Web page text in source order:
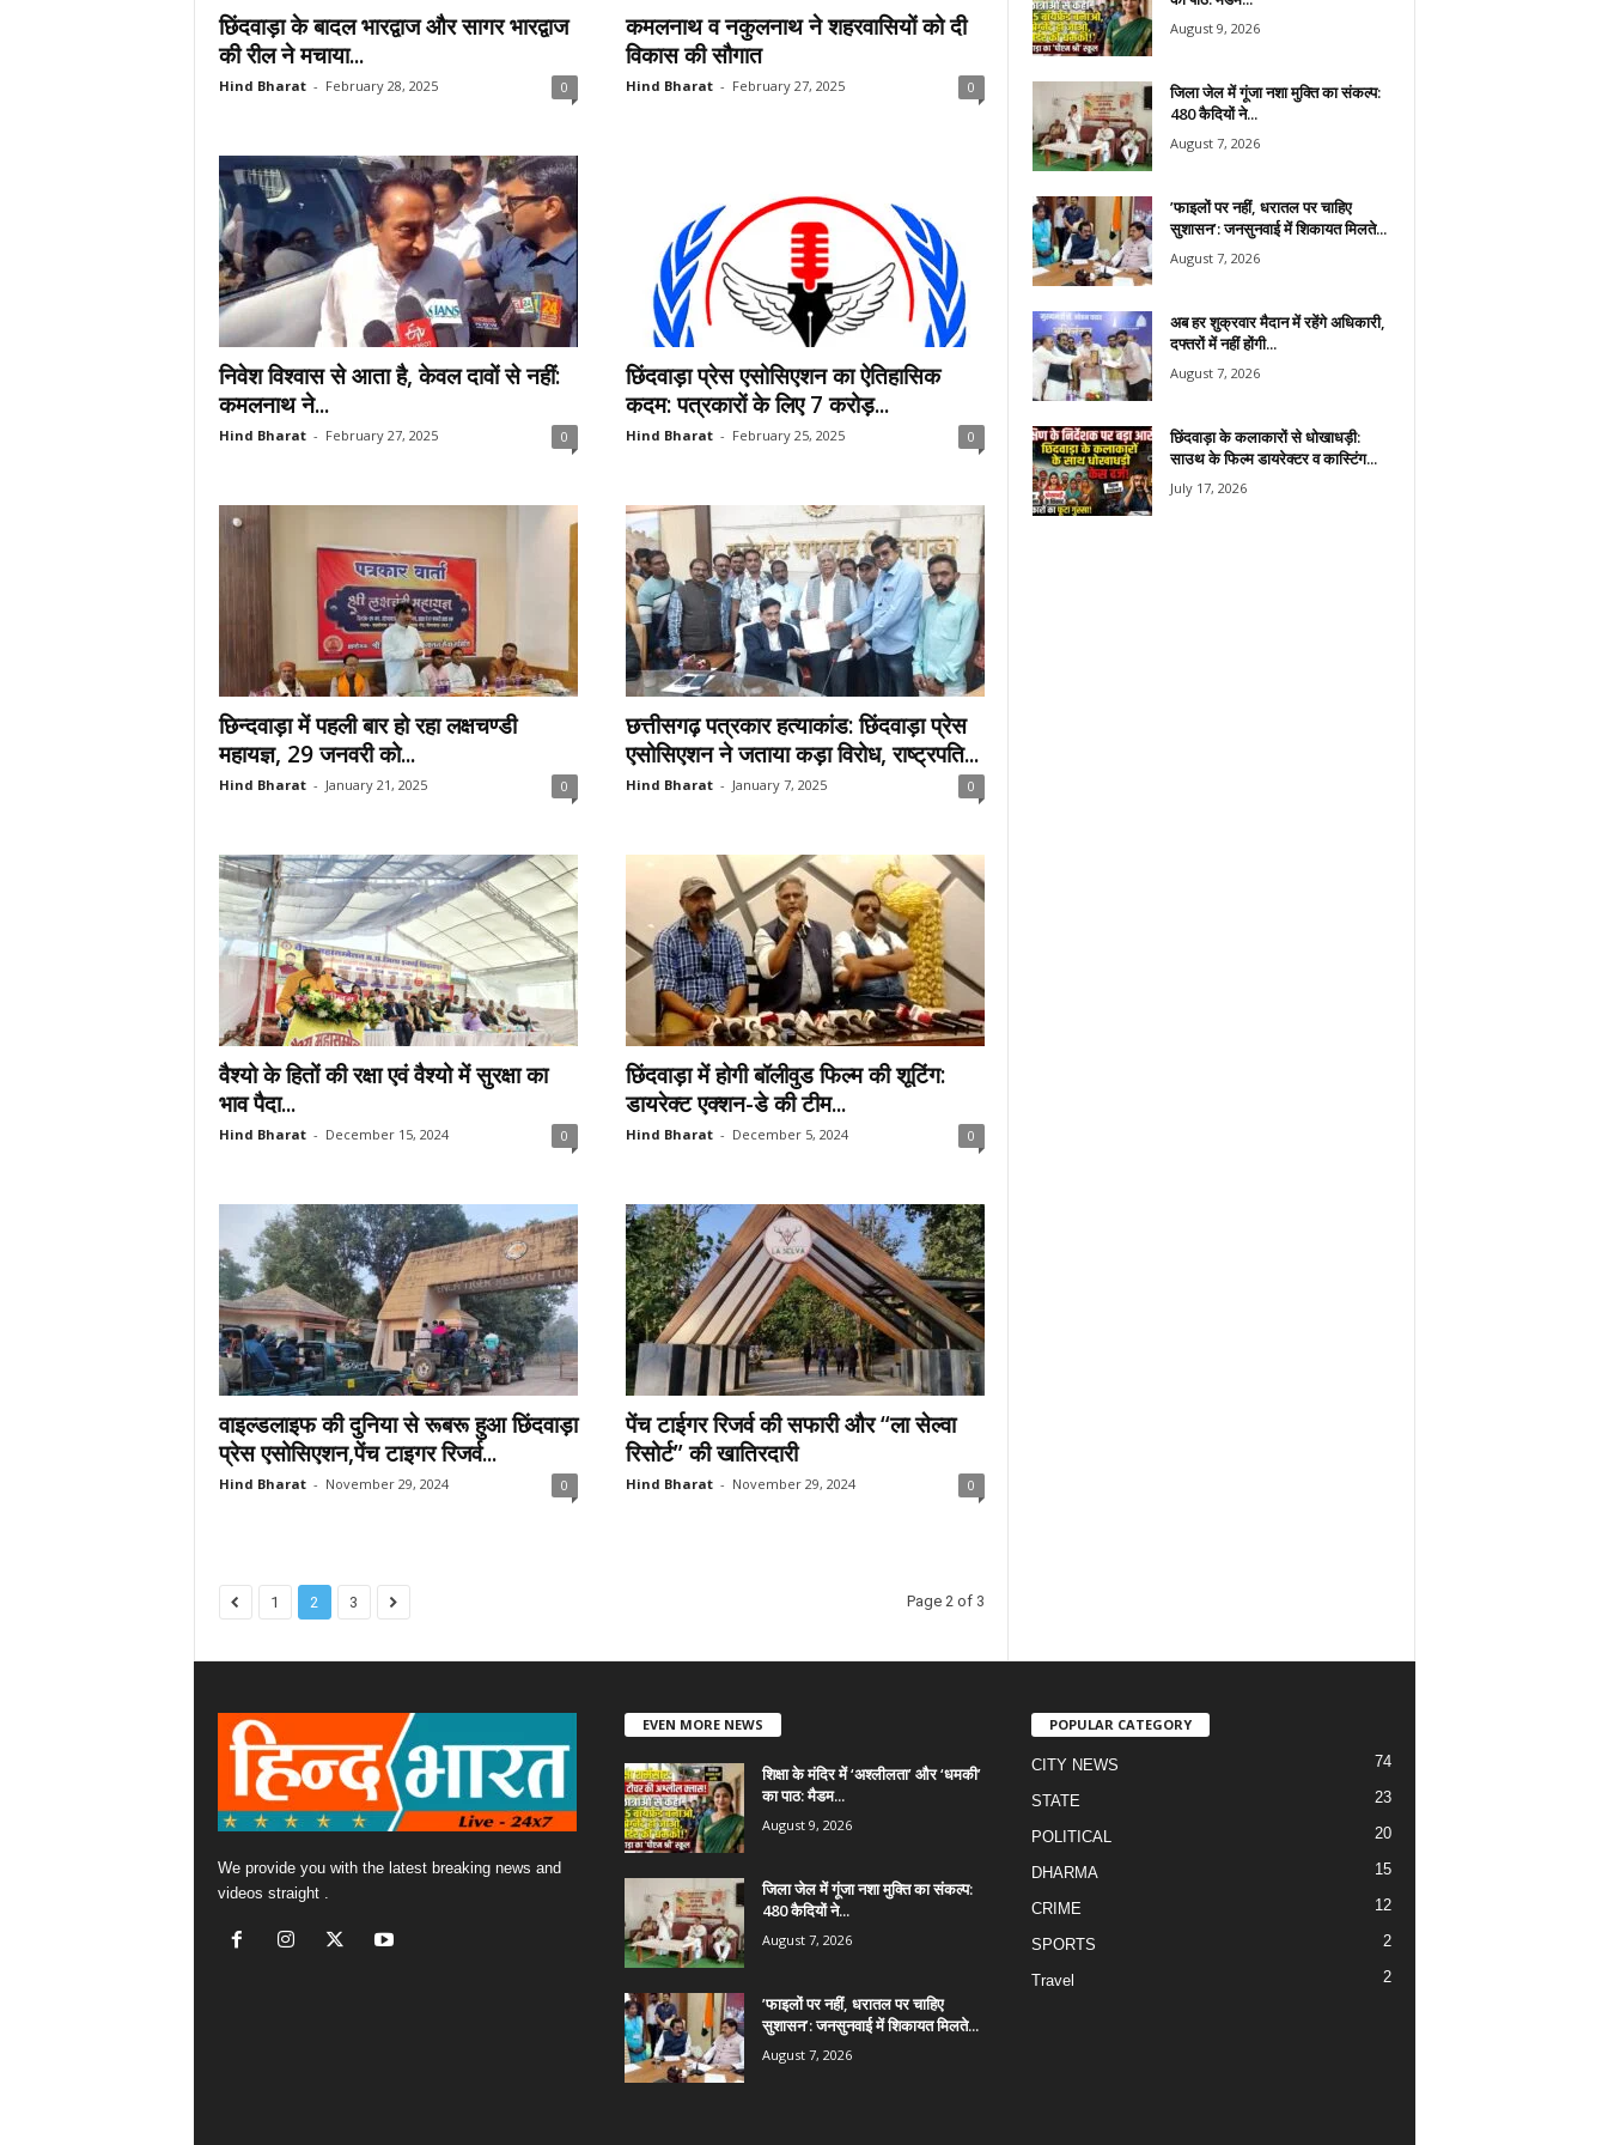
छिंदवाड़ा के बादल भारद्वाज और सागर भारद्वाज
की रील ने मचाया...
Hind Bharat - February 28, 2025 0
कमलनाथ व नकुलनाथ ने शहरवासियों को दी
विकास की सौगात
Hind Bharat - February 27, 2025 0
निवेश विश्वास से आता है, केवल दावों से नहीं:
कमलनाथ ने...
Hind Bharat - February 27, 2025 0
छिंदवाड़ा प्रेस एसोसिएशन का ऐतिहासिक
कदम: पत्रकारों के लिए 7 करोड़...
Hind Bharat - February 25, 2025 0
छिन्दवाड़ा में पहली बार हो रहा लक्षचण्डी
महायज्ञ, 29 जनवरी को...
Hind Bharat - January 21, 2025 0
छत्तीसगढ़ पत्रकार हत्याकांड: छिंदवाड़ा प्रेस
एसोसिएशन ने जताया कड़ा विरोध, राष्ट्रपति...
Hind Bharat - January 7, 2025 0
वैश्यो के हितों की रक्षा एवं वैश्यो में सुरक्षा का
भाव पैदा...
Hind Bharat - December 15, 2024 0
छिंदवाड़ा में होगी बॉलीवुड फिल्म की शूटिंग:
डायरेक्ट एक्शन-डे की टीम...
Hind Bharat - December 5, 2024 0
वाइल्डलाइफ की दुनिया से रूबरू हुआ छिंदवाड़ा
प्रेस एसोसिएशन,पेंच टाइगर रिजर्व...
Hind Bharat - November 29, 2024 0
पेंच टाईगर रिजर्व की सफारी और “ला सेल्वा
रिसोर्ट” की खातिरदारी
Hind Bharat - November 29, 2024 0
1 2 3 Page 2 of 3
August 9, 2026
जिला जेल में गूंजा नशा मुक्ति का संकल्प:
480 कैदियों ने...
August 7, 2026
​’फाइलों पर नहीं, धरातल पर चाहिए
सुशासन’: जनसुनवाई में शिकायत मिलते...
August 7, 2026
अब हर शुक्रवार मैदान में रहेंगे अधिकारी,
दफ्तरों में नहीं होंगी...
August 7, 2026
छिंदवाड़ा के कलाकारों से धोखाधड़ी:
साउथ के फिल्म डायरेक्टर व कास्टिंग...
July 17, 2026
We provide you with the latest breaking news and
videos straight .
EVEN MORE NEWS
शिक्षा के मंदिर में ‘अश्लीलता’ और ‘धमकी’
का पाठ: मैडम...
August 9, 2026
जिला जेल में गूंजा नशा मुक्ति का संकल्प:
480 कैदियों ने...
August 7, 2026
​’फाइलों पर नहीं, धरातल पर चाहिए
सुशासन’: जनसुनवाई में शिकायत मिलते...
August 7, 2026
POPULAR CATEGORY
CITY NEWS 74
STATE 23
POLITICAL 20
DHARMA 15
CRIME 12
SPORTS 2
Travel 2